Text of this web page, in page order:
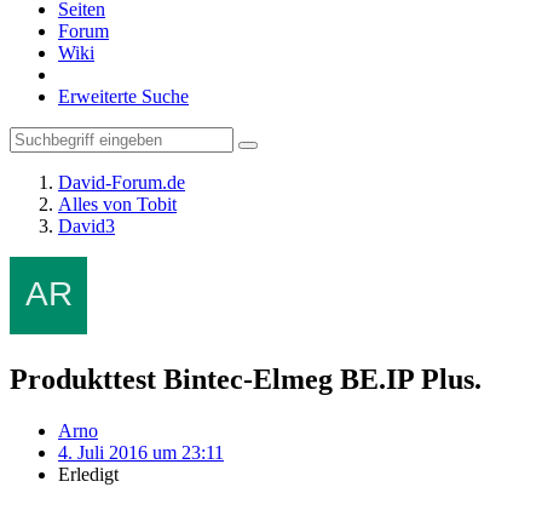
Seiten
Forum
Wiki
Erweiterte Suche
David-Forum.de
Alles von Tobit
David3
Produkttest Bintec-Elmeg BE.IP Plus.
Arno
4. Juli 2016 um 23:11
Erledigt